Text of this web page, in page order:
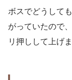
ボスでどうして
がっていたので
リ押しして上げま